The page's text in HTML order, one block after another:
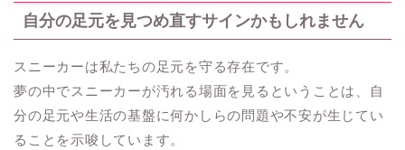
自分の足元を見つめ直すサインかもしれません
スニーカーは私たちの足元を守る存在です。
夢の中でスニーカーが汚れる場面を見るということは、自
分の足元や生活の基盤に何かしらの問題や不安が生じてい
ることを示唆しています。